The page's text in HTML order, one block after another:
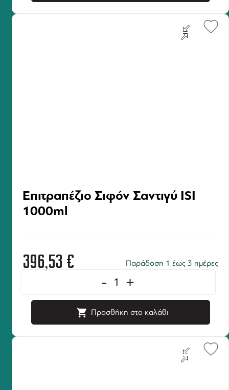
Επιτραπέζιο Σιφόν Σαντιγύ ISI
1000ml
396,53 € Παράδοση 1 έως 3 ημέρες
- +
Προσθήκη στο καλάθι